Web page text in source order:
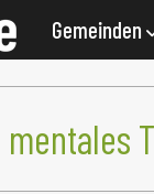
Gemeinden
mentales